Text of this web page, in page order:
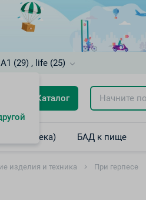
(29) , life (25)
Каталог
аптека) БАД к пище
изделия и техника При герпесе